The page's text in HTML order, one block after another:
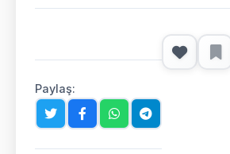
Paylaş: